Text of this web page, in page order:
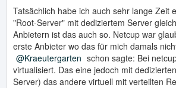
Tatsächlich habe ich auch sehr lange Zeit
"Root-Server" mit dediziertem Server
Anbietern ist das auch so. Netcup war
erste Anbieter wo das für mich damals
Kraeutergarten schon sagte: Bei
virtualisiert. Das eine jedoch mit
Server) das andere virtuell mit verteilten